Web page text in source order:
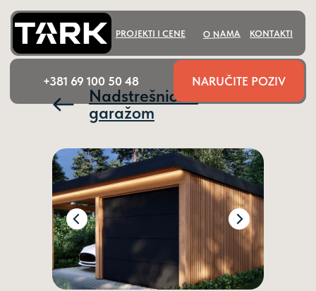
PROJEKTI I CENE
NARUČITE POZIV
+381 69 100 50 48
Nadstrešnica s
garažom